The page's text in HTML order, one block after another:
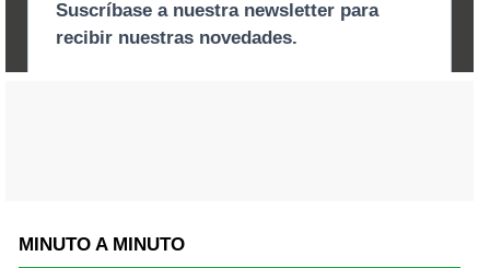
MINUTO A MINUTO